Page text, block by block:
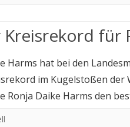
für
Harms hat bei den
im Kugelstoßen der
Ronja Daike Harms den